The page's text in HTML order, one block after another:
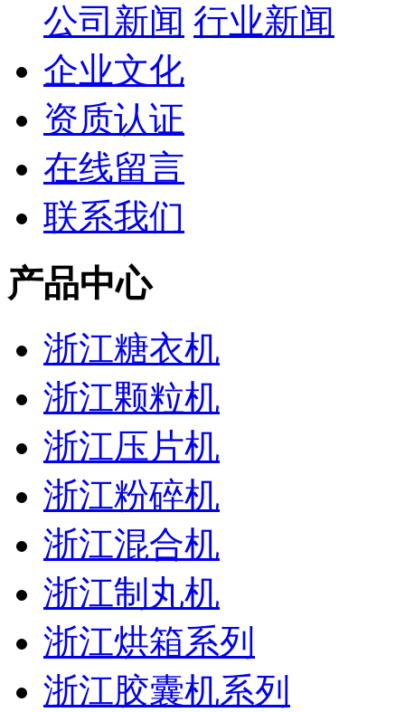
公司新闻 行业新闻
企业文化
资质认证
在线留言
联系我们
产品中心
浙江糖衣机
浙江颗粒机
浙江压片机
浙江粉碎机
浙江混合机
浙江制丸机
浙江烘箱系列
浙江胶囊机系列